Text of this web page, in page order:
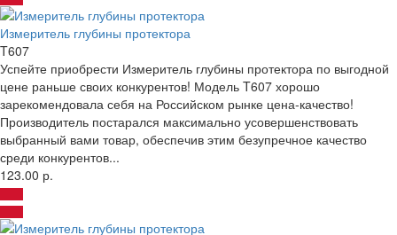
Измеритель глубины протектора
T607
Успейте приобрести Измеритель глубины протектора по выгодной
цене раньше своих конкурентов! Модель T607 хорошо
зарекомендовала себя на Российском рынке цена-качество!
Производитель постарался максимально усовершенствовать
выбранный вами товар, обеспечив этим безупречное качество
среди конкурентов...
123.00 р.